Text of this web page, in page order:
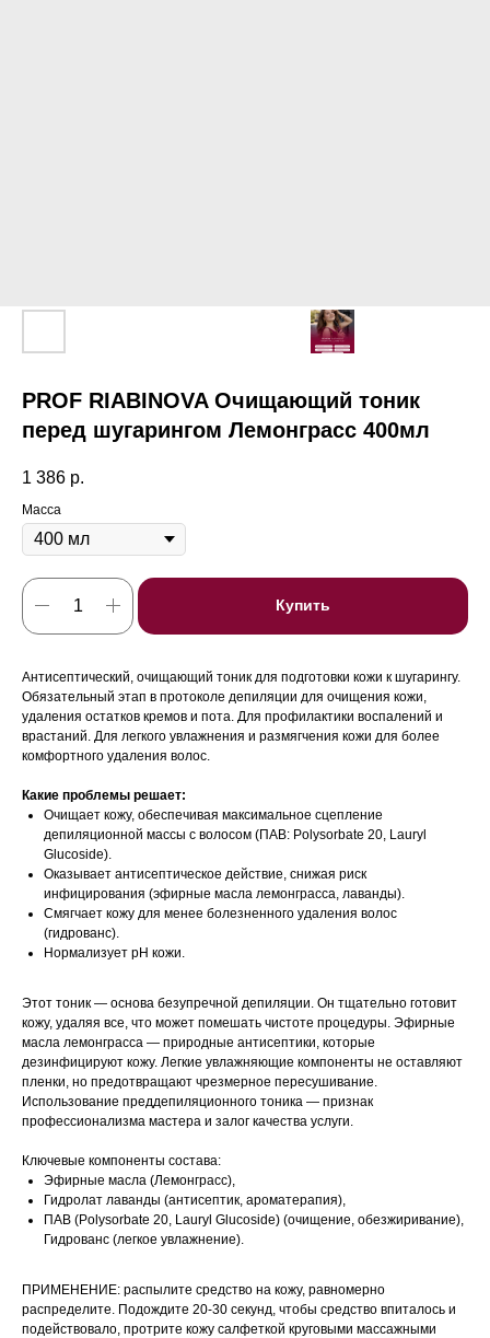
PROF RIABINOVA Очищающий тоник
перед шугарингом Лемонграсс 400мл
1 386 р.
Масса
Купить
Антисептический, очищающий тоник для подготовки кожи к шугарингу.
Обязательный этап в протоколе депиляции для очищения кожи,
удаления остатков кремов и пота. Для профилактики воспалений и
врастаний. Для легкого увлажнения и размягчения кожи для более
комфортного удаления волос.
Какие проблемы решает:
Очищает кожу, обеспечивая максимальное сцепление
депиляционной массы с волосом (ПАВ: Polysorbate 20, Lauryl
Glucoside).
Оказывает антисептическое действие, снижая риск
инфицирования (эфирные масла лемонграсса, лаванды).
Смягчает кожу для менее болезненного удаления волос
(гидрованс).
Нормализует pH кожи.
Этот тоник — основа безупречной депиляции. Он тщательно готовит
кожу, удаляя все, что может помешать чистоте процедуры. Эфирные
масла лемонграсса — природные антисептики, которые
дезинфицируют кожу. Легкие увлажняющие компоненты не оставляют
пленки, но предотвращают чрезмерное пересушивание.
Использование преддепиляционного тоника — признак
профессионализма мастера и залог качества услуги.
Ключевые компоненты состава:
Эфирные масла (Лемонграсс),
Гидролат лаванды (антисептик, ароматерапия),
ПАВ (Polysorbate 20, Lauryl Glucoside) (очищение, обезжиривание),
Гидрованс (легкое увлажнение).
ПРИМЕНЕНИЕ: распылите средство на кожу, равномерно
распределите. Подождите 20-30 секунд, чтобы средство впиталось и
подействовало, протрите кожу салфеткой круговыми массажными